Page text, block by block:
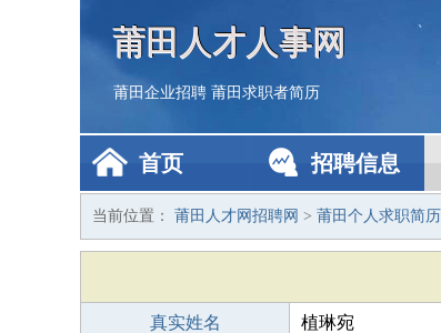
莆田人才人事网
莆田企业招聘 莆田求职者简历
首页 招聘信息
当前位置： 莆田人才网招聘网 > 莆田个人求职简历
真实姓名 植琳宛